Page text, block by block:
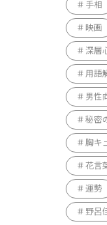
手相
映画
深層
用語
男性
秘密
胸キ
花言
運勢
野呂